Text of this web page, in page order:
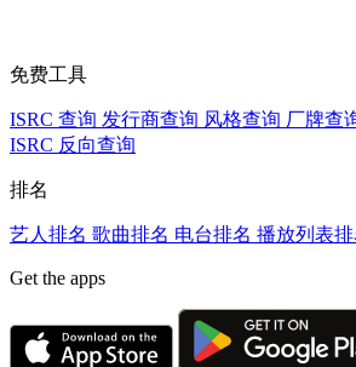
免费工具
ISRC 查询 发行商查询 风格查询 厂牌查
ISRC 反向查询
排名
艺人排名 歌曲排名 电台排名 播放列表排
Get the apps